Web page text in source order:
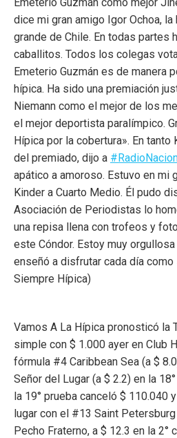
dice mi gran amigo Igor Ochoa,
grande de Chile. En todas partes
caballitos. Todos los colegas
Emeterio Guzmán es de manera
hípica. Ha sido una premiación
Niemann como el mejor de los
el mejor deportista paralímpico.
Hípica por la cobertura». En tanto
del premiado, dijo a #
apático a amoroso. Estuvo en mi
Kinder a Cuarto Medio. Él pudo
Asociación de Periodistas lo
una repisa llena con trofeos y
este Cóndor. Estoy muy
enseñó a disfrutar cada día
Siempre Hípica)
Vamos A La Hípica pronosticó la
simple con $ 1.000 ayer en Club
fórmula #4 Caribbean Sea (a $
Señor del Lugar (a $ 2.2) en la
la 19° prueba canceló $ 110.040
lugar con el #13 Saint
Pecho Fraterno, a $ 12.3 en la 2°